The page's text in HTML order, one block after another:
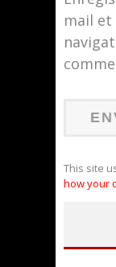
mail et
This site
how your